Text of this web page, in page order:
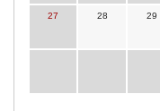
27 28 29